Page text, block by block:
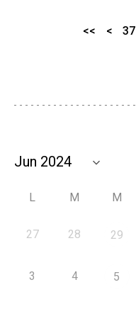
<< < 37
L M M
27 28 29
3 4 5